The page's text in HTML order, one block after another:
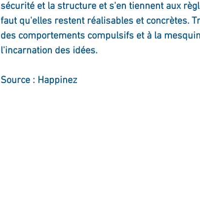
sécurité et la structure et s'en tiennent aux
faut qu'elles restent réalisables et concrètes.
des comportements compulsifs et à la
l'incarnation des idées.
Source : Happinez